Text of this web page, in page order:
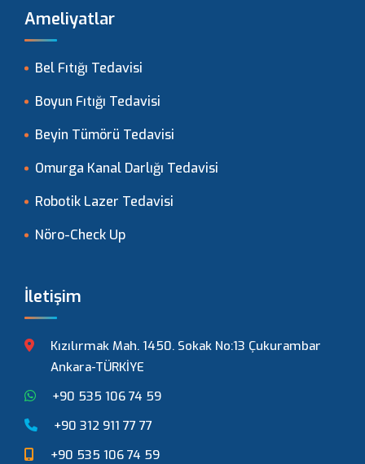
Ameliyatlar
Bel Fıtığı Tedavisi
Boyun Fıtığı Tedavisi
Beyin Tümörü Tedavisi
Omurga Kanal Darlığı Tedavisi
Robotik Lazer Tedavisi
Nöro-Check Up
İletişim
Kızılırmak Mah. 1450. Sokak No:13 Çukurambar
Ankara-TÜRKİYE
+90 535 106 74 59
+90 312 911 77 77
+90 535 106 74 59